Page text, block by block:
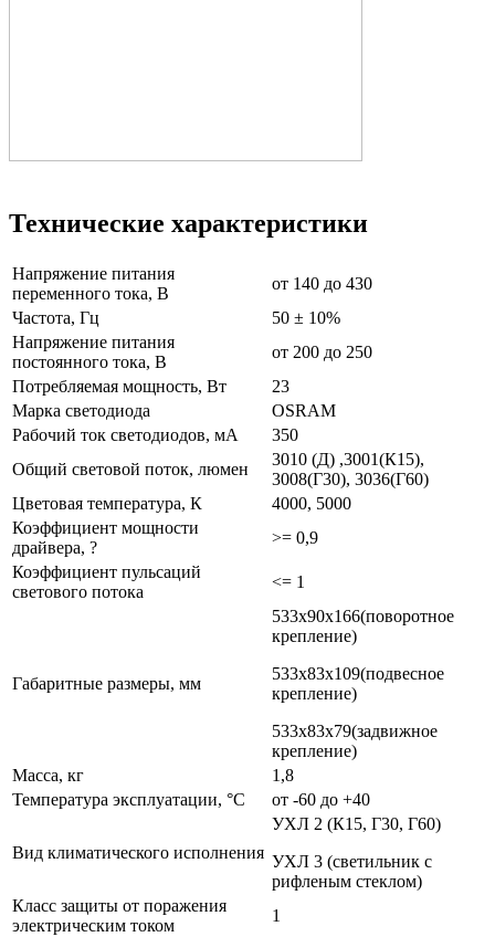
Технические характеристики
Напряжение питания
переменного тока, В
от 140 до 430
Частота, Гц
50 ± 10%
Напряжение питания
постоянного тока, В
от 200 до 250
Потребляемая мощность, Вт
23
Марка светодиода
OSRAM
Рабочий ток светодиодов, мА
350
Общий световой поток, люмен
3010 (Д) ,3001(К15),
3008(Г30), 3036(Г60)
Цветовая температура, К
4000, 5000
Коэффициент мощности
драйвера, ?
>= 0,9
Коэффициент пульсаций
светового потока
<= 1
Габаритные размеры, мм
533х90х166(поворотное
крепление)
533х83х109(подвесное
крепление)
533х83х79(задвижное
крепление)
Масса, кг
1,8
Температура эксплуатации, °С
от -60 до +40
Вид климатического исполнения
УХЛ 2 (К15, Г30, Г60)
УХЛ 3 (светильник с
рифленым стеклом)
Класс защиты от поражения
электрическим током
1